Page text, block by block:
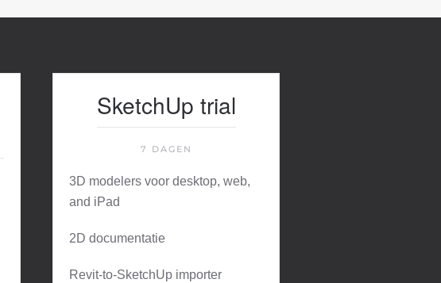
SketchUp trial
7 DAGEN
3D modelers voor desktop, web,
and iPad
2D documentatie
Revit-to-SketchUp importer